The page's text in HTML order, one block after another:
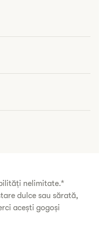
nelimitate.*
dulce sau sărată,
acești gogoși